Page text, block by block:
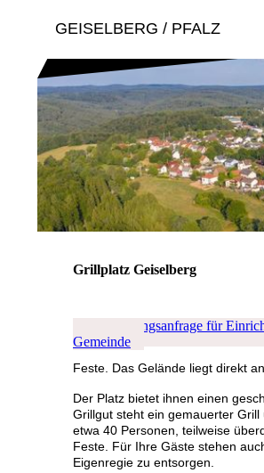
GEISELBERG / PFALZ
Grillplatz Geiselberg
► Buchungsanfrage für
Gemeinde
Feste. Das Gelände liegt direkt
Der Platz bietet ihnen einen
Grillgut steht ein gemauerter
etwa 40 Personen, teilweise
Feste. Für Ihre Gäste stehen
Eigenregie zu entsorgen.